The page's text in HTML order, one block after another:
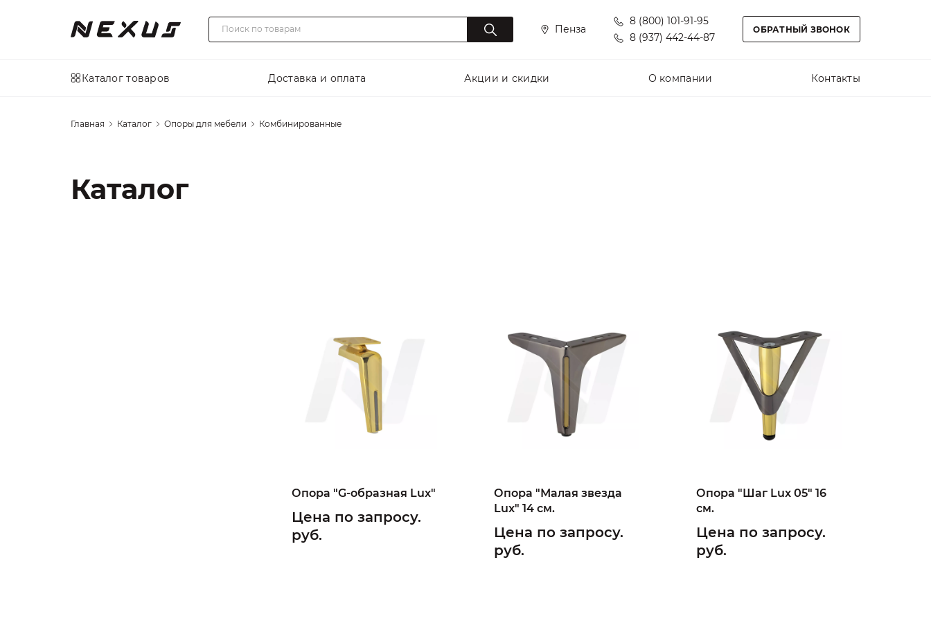
Пенза
8 (800) 101-91-95
8 (937) 442-44-87
ОБРАТНЫЙ ЗВОНОК
Каталог товаров Доставка и оплата Акции и скидки О компании Контакты
Главная Каталог Опоры для мебели Комбинированные
Каталог
Опора "G-образная Lux"
Цена по запросу.
руб.
Опора "Малая звезда
Lux" 14 см.
Цена по запросу.
руб.
Опора "Шаг Lux 05" 16
см.
Цена по запросу.
руб.